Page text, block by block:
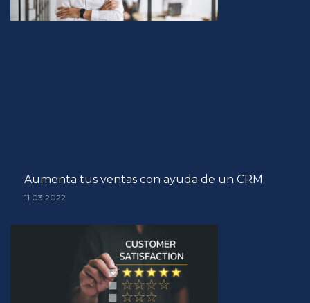
Aumenta tus ventas con ayuda de un CRM
11 03 2022